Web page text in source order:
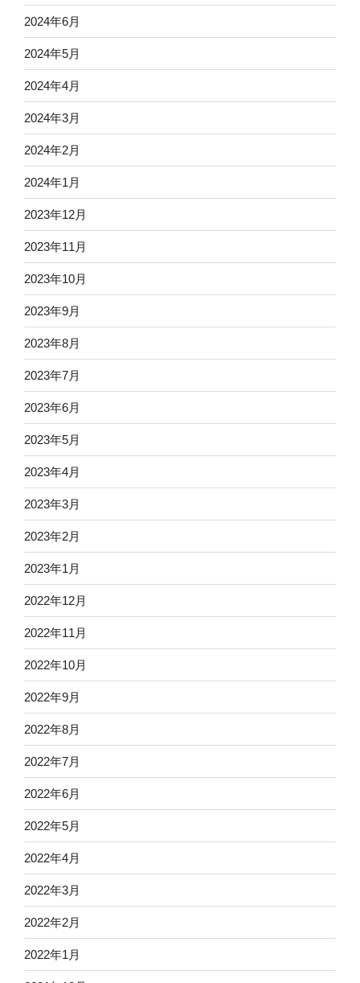
2024年6月
2024年5月
2024年4月
2024年3月
2024年2月
2024年1月
2023年12月
2023年11月
2023年10月
2023年9月
2023年8月
2023年7月
2023年6月
2023年5月
2023年4月
2023年3月
2023年2月
2023年1月
2022年12月
2022年11月
2022年10月
2022年9月
2022年8月
2022年7月
2022年6月
2022年5月
2022年4月
2022年3月
2022年2月
2022年1月